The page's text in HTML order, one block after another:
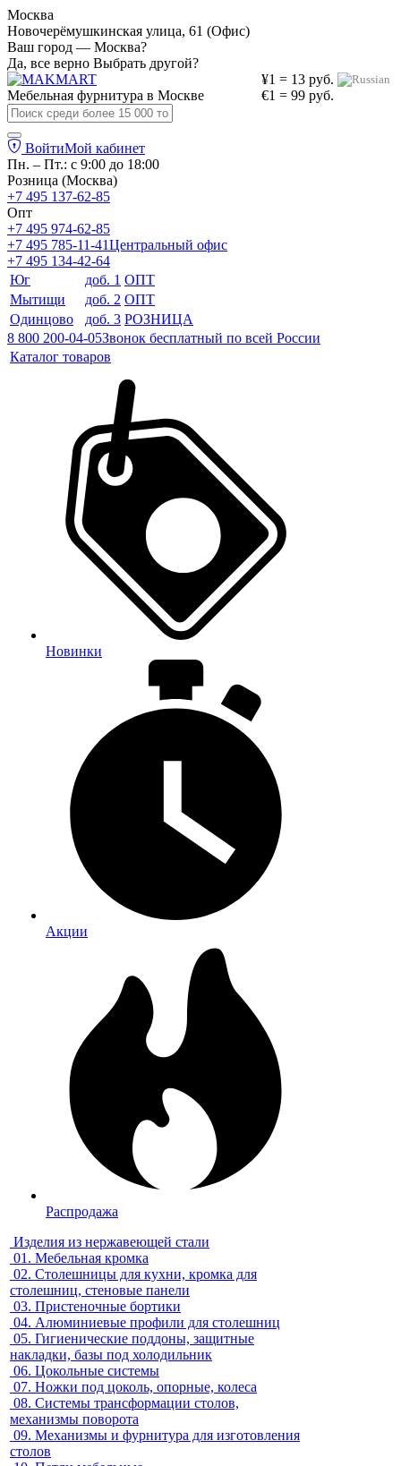
Москва
Новочерёмушкинская улица, 61 (Офис)
Ваш город — Москва?
Да, все верно Выбрать другой?
¥1 = 13 руб.
€1 = 99 руб.
Мебельная фурнитура в Москве
ВойтиМой кабинет
Пн. – Пт.: с 9:00 до 18:00
Розница (Москва)
+7 495 137-62-85
Опт
+7 495 974-62-85
+7 495 785-11-41Центральный офис
+7 495 134-42-64
Юг
доб. 1 ОПТ
Мытищи
доб. 2 ОПТ
Одинцово
доб. 3 РОЗНИЦА
8 800 200-04-05Звонок бесплатный по всей России
Каталог товаров
Новинки
Акции
Распродажа
Изделия из нержавеющей стали
01. Мебельная кромка
02. Столешницы для кухни, кромка для
столешниц, стеновые панели
03. Пристеночные бортики
04. Алюминиевые профили для столешниц
05. Гигиенические поддоны, защитные
накладки, базы под холодильник
06. Цокольные системы
07. Ножки под цоколь, опорные, колеса
08. Системы трансформации столов,
механизмы поворота
09. Механизмы и фурнитура для изготовления
столов